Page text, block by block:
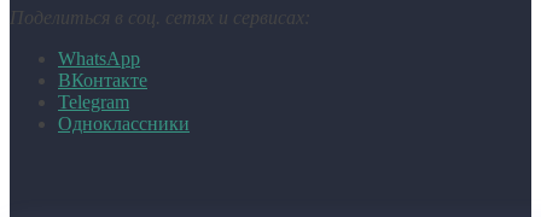
Поделиться в соц. сетях и сервисах:
WhatsApp
ВКонтакте
Telegram
Одноклассники